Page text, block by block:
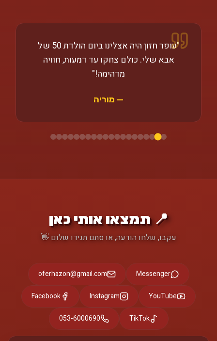
"
עופר חזון היה אצלינו ביום הולדת 50 של
אבא שלי. כולם צחקו עד דמעות, חוויה
מדהימה!"
— מוריה
📍 תמצאו אותי כאן
עקבו, שלחו הודעה, או סתם תגידו שלום 👋
Messenger
oferhazon@gmail.com
YouTube
Instagram
Facebook
TikTok
053-6000690